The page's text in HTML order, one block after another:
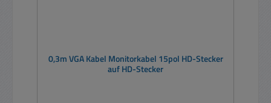
0,3m VGA Kabel Monitorkabel 15pol HD-Stecker
auf HD-Stecker